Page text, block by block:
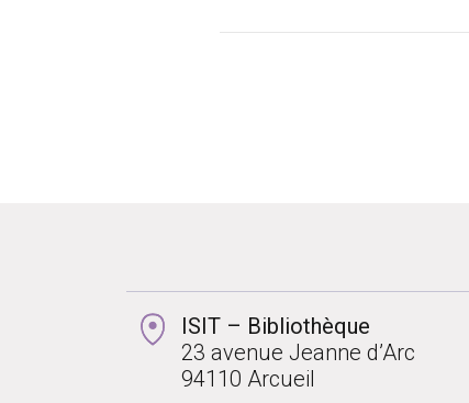
ISIT – Bibliothèque
23 avenue Jeanne d’Arc
94110 Arcueil